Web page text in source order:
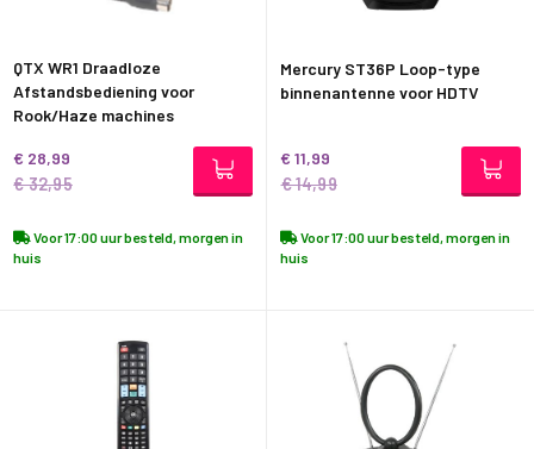
QTX WR1 Draadloze
Afstandsbediening voor
Rook/Haze machines
€ 28,99
€ 32,95
Voor 17:00 uur besteld, morgen in
huis
Mercury ST36P Loop-type
binnenantenne voor HDTV
€ 11,99
€ 14,99
Voor 17:00 uur besteld, morgen in
huis